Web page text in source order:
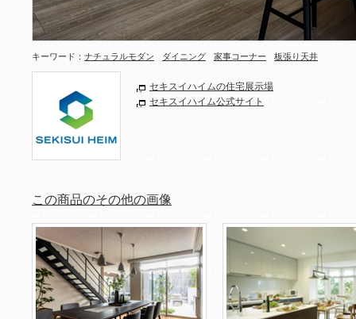
キーワード： ナチュラルモダン ダイニング 家事コーナー 板張り天井
セキスイハイムの住宅展示場
セキスイハイム公式サイト
この商品のその他の画像